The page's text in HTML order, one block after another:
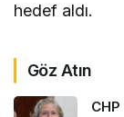
hedef aldı.
Göz Atın